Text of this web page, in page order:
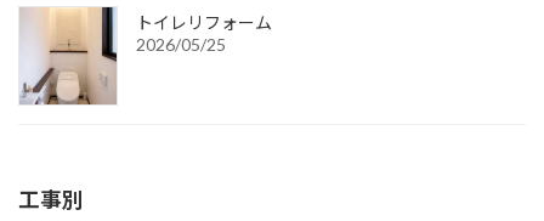
トイレリフォーム
2026/05/25
工事別